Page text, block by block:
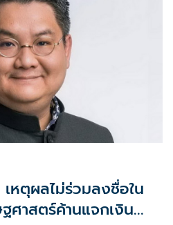
ศาสตร์ค้านแจกเงิน